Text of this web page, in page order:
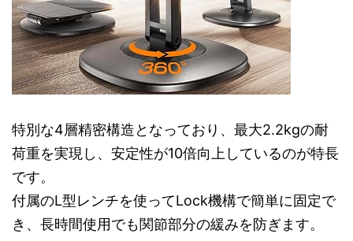
特別な4層精密構造となっており、最大2.2kgの耐
荷重を実現し、安定性が10倍向上しているのが特長
です。
付属のL型レンチを使ってLock機構で簡単に固定で
き、長時間使用でも関節部分の緩みを防ぎます。